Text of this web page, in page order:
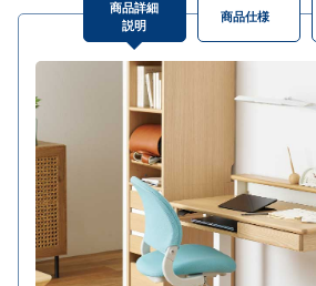
商品詳細
説明
商品仕様